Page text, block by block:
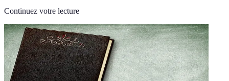
Continuez votre lecture